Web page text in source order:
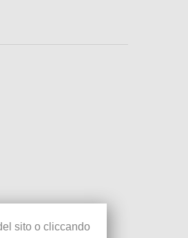
sito o cliccando